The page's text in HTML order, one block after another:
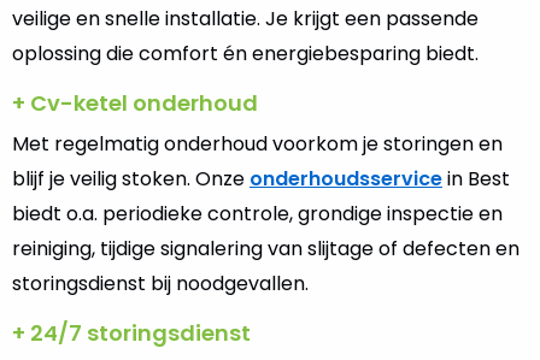
veilige en snelle installatie. Je krijgt een passende
oplossing die comfort én energiebesparing biedt.
+ Cv-ketel onderhoud
Met regelmatig onderhoud voorkom je storingen en
blijf je veilig stoken. Onze onderhoudsservicein Best
biedt o.a. periodieke controle, grondige inspectie en
reiniging, tijdige signalering van slijtage of defecten en
storingsdienst bij noodgevallen.
+ 24/7 storingsdienst